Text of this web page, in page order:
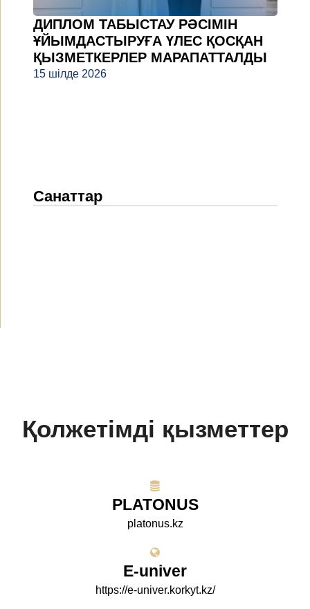
ДИПЛОМ ТАБЫСТАУ РӘСІМІН
ҰЙЫМДАСТЫРУҒА ҮЛЕС ҚОСҚАН
ҚЫЗМЕТКЕРЛЕР МАРАПАТТАЛДЫ
15 шілде 2026
Санаттар
Қолжетімді қызметтер
PLATONUS
platonus.kz
E-univer
https://e-univer.korkyt.kz/